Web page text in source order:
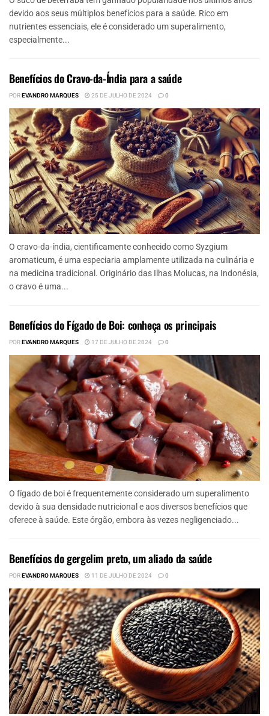
devido aos seus múltiplos benefícios para a saúde. Rico em
nutrientes essenciais, ele é considerado um superalimento,
especialmente...
Benefícios do Cravo-da-Índia para a saúde
POREVANDRO MARQUES 25 DE JULHO DE 2024 0
O cravo-da-índia, cientificamente conhecido como Syzgium
aromaticum, é uma especiaria amplamente utilizada na culinária e
na medicina tradicional. Originário das Ilhas Molucas, na Indonésia,
o cravo é uma...
Benefícios do Fígado de Boi: conheça os principais
POREVANDRO MARQUES 17 DE JULHO DE 2024 0
O fígado de boi é frequentemente considerado um superalimento
devido à sua densidade nutricional e aos diversos benefícios que
oferece à saúde. Este órgão, embora às vezes negligenciado...
Benefícios do gergelim preto, um aliado da saúde
POREVANDRO MARQUES 11 DE JULHO DE 2024 0